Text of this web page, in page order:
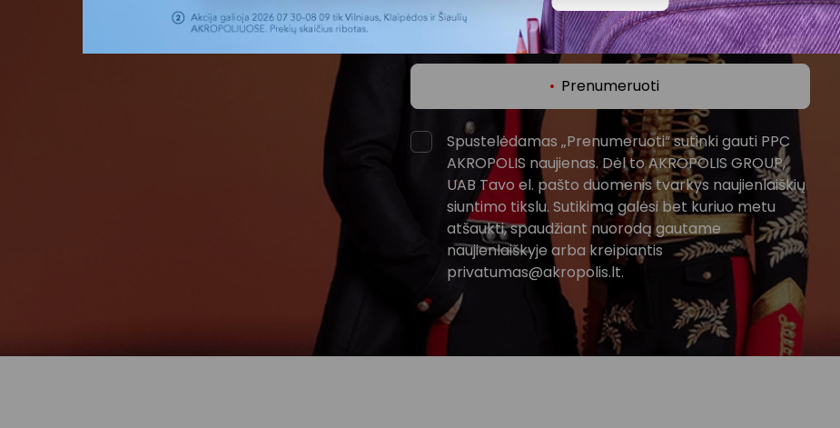
Prenumeruoti
Spustelėdamas „Prenumeruoti“ sutinki gauti PPC
AKROPOLIS naujienas. Dėl to AKROPOLIS GROUP,
UAB Tavo el. pašto duomenis tvarkys naujienlaiškių
siuntimo tikslu. Sutikimą galėsi bet kuriuo metu
atšaukti, spaudžiant nuorodą gautame
naujienlaiškyje arba kreipiantis
privatumas@akropolis.lt.